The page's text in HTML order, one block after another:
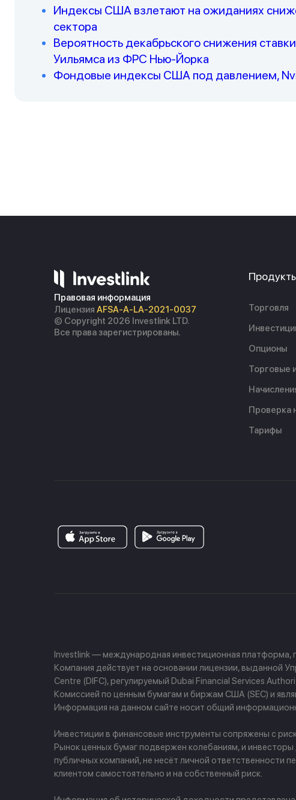
Индексы США взлетают на ожиданиях
сектора
Вероятность декабрьского снижения
Уильямса из ФРС Нью‑Йорка
Фондовые индексы США под давлением,
Правовая информация
Лицензия AFSA-A-LA-2021-0037
© Copyright 2026 Investlink LTD.
Все права зарегистрированы.
Торговля
Опционы
Торговые
Проверка
Тарифы
Investlink — международная инвестиционная платформа,
Компания действует на основании лицензии, выданной
Centre (DIFC), регулируемый Dubai Financial Services
Комиссией по ценным бумагам и биржам США (SEC) и
Информация на данном сайте носит общий
Инвестиции в финансовые инструменты сопряжены с
Рынок ценных бумаг подвержен колебаниям, и
публичных компаний, не несёт личной ответственности
клиентом самостоятельно и на собственный риск.